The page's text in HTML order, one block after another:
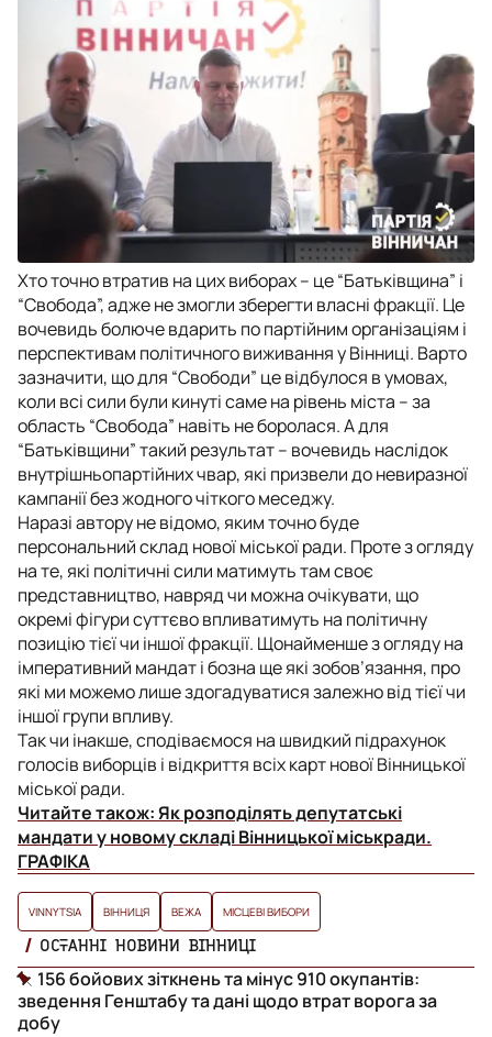
Хто точно втратив на цих виборах – це “Батьківщина” і
“Свобода”, адже не змогли зберегти власні фракції. Це
вочевидь болюче вдарить по партійним організаціям і
перспективам політичного виживання у Вінниці. Варто
зазначити, що для “Свободи” це відбулося в умовах,
коли всі сили були кинуті саме на рівень міста – за
область “Свобода” навіть не боролася. А для
“Батьківщини” такий результат – вочевидь наслідок
внутрішньопартійних чвар, які призвели до невиразної
кампанії без жодного чіткого меседжу.
Наразі автору не відомо, яким точно буде
персональний склад нової міської ради. Проте з огляду
на те, які політичні сили матимуть там своє
представництво, навряд чи можна очікувати, що
окремі фігури суттєво впливатимуть на політичну
позицію тієї чи іншої фракції. Щонайменше з огляду на
імперативний мандат і бозна ще які зобов’язання, про
які ми можемо лише здогадуватися залежно від тієї чи
іншої групи впливу.
Так чи інакше, сподіваємося на швидкий підрахунок
голосів виборців і відкриття всіх карт нової Вінницької
міської ради.
Читайте також:Як розподілять депутатські
мандати у новому складі Вінницької міськради.
ГРАФІКА
VINNYTSIA ВІННИЦЯ ВЕЖА МІСЦЕВІ ВИБОРИ
ОСТАННІ НОВИНИ ВІННИЦІ
156 бойових зіткнень та мінус 910 окупантів:
зведення Генштабу та дані щодо втрат ворога за
добу